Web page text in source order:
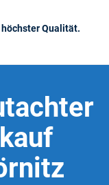
Qualität.